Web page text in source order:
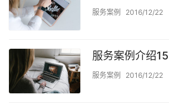
服务案例 2016/12/22
服务案例介绍15
服务案例 2016/12/22